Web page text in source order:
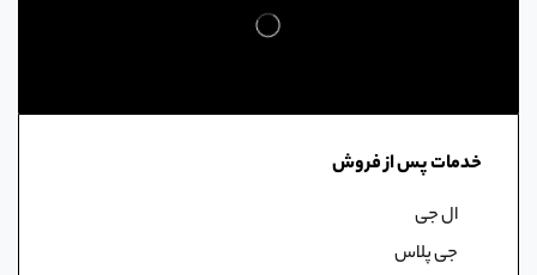
خدمات پس از فروش
ال جی
جی پلاس